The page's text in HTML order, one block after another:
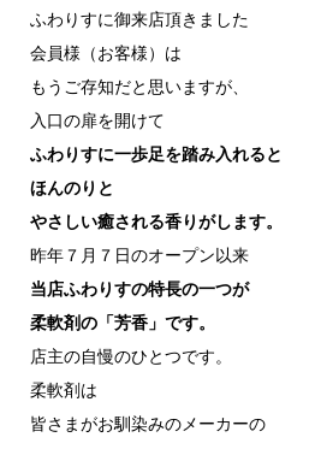
ふわりすに御来店頂きました
会員様（お客様）は
もうご存知だと思いますが、
入口の扉を開けて
ふわりすに一歩足を踏み入れると
ほんのりと
やさしい癒される香りがします。
昨年７月７日のオープン以来
当店ふわりすの特長の一つが
柔軟剤の「芳香」です。
店主の自慢のひとつです。
柔軟剤は
皆さまがお馴染みのメーカーの